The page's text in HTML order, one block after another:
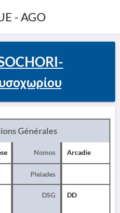
- AGO
Générales
Nomos Arcadie
Pleiades
DSG DD